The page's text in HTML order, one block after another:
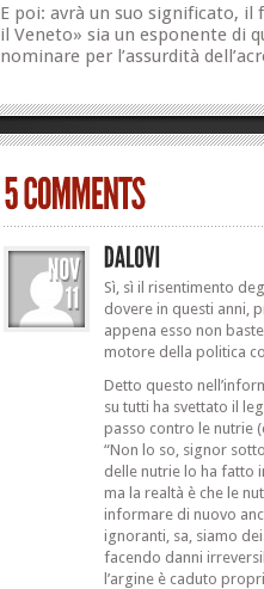
E poi: avrà un suo significato, il
il Veneto» sia un esponente di
nominare per l’assurdità
Sì, sì il risentimento
dovere in questi anni,
appena esso non
motore della politica
Detto questo
su tutti ha svettato il
passo contro le nutrie
“Non lo so, signor
delle nutrie lo ha fatto
ma la realtà è che le
informare di nuovo
ignoranti, sa, siamo
facendo danni
l’argine è caduto